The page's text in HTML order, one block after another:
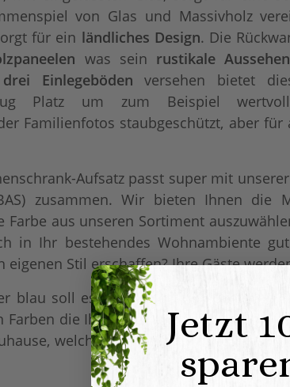
von Glas und Massivholz
für ein ländliches Design. Die
was sein rustikale Aussehen
drei Einlegeböden versehen bietet
Platz um zum Beispiel
Familienfotos staubgeschützt, aber
Aufsatz passt super mit
zusammen. Wir bieten Ihnen die
Farbe aus unseren Sortiment
in Ihr bestehendes Wohnambiente
Stil erschaffen? Ihre Gäste
blau soll es denn nun sein? Bestellen
Farben die Ihnen am besten gefallen. Und
welches nun die richtige Farbe für
Jetzt